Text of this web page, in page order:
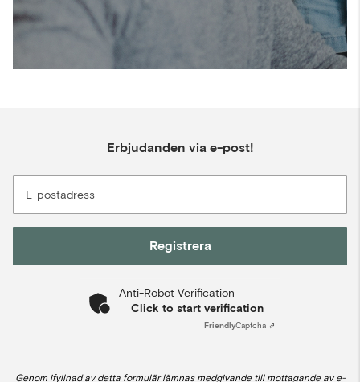
Erbjudanden via e-post!
E-postadress
Registrera
Anti-Robot Verification
Click to start verification
FriendlyCaptcha ⇗
Genom ifyllnad av detta formulär lämnas medgivande till mottagande av e-